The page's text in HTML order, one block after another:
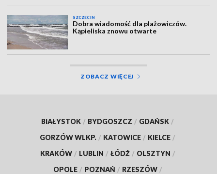
SZCZECIN
Dobra wiadomość dla plażowiczów.
Kąpieliska znowu otwarte
ZOBACZ WIĘCEJ
BIAŁYSTOK / BYDGOSZCZ / GDAŃSK /
GORZÓW WLKP. / KATOWICE / KIELCE /
KRAKÓW / LUBLIN / ŁÓDŹ / OLSZTYN /
OPOLE / POZNAŃ / RZESZÓW /